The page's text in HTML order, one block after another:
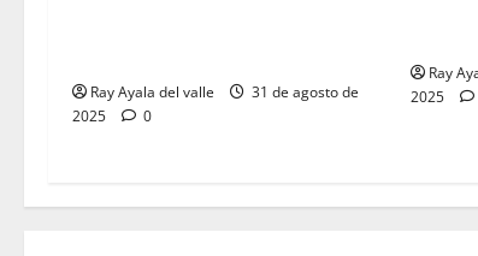
Ray Ayala del valle
31 de agosto de
2025
0
Ray
2025